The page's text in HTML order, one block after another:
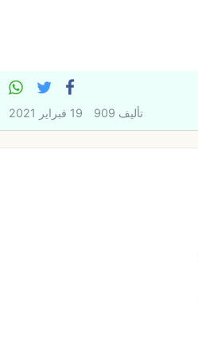
تأليف 909 19 فبراير 2021